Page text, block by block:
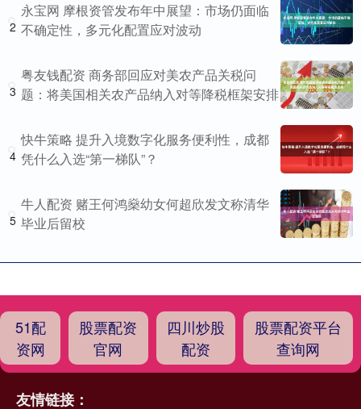
2
永宝网 摩根资管发布年中展望：市场仍面临
不确定性，多元化配置应对波动
3
粤友钱配资 商务部回应对美农产品关税问
题：将美国相关农产品纳入对等降税框架安排
4
快牛策略 提升入境数字化服务便利性，成都
凭什么入选“第一梯队”？
5
牛人配资 赌王何鸿燊幼女何超欣发文称清华
毕业后留校
51配
资网
股票配资
官网
四川炒股
配资
股票配资平台
查询网
友情链接：